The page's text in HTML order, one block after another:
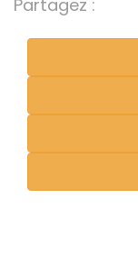
Partagez :